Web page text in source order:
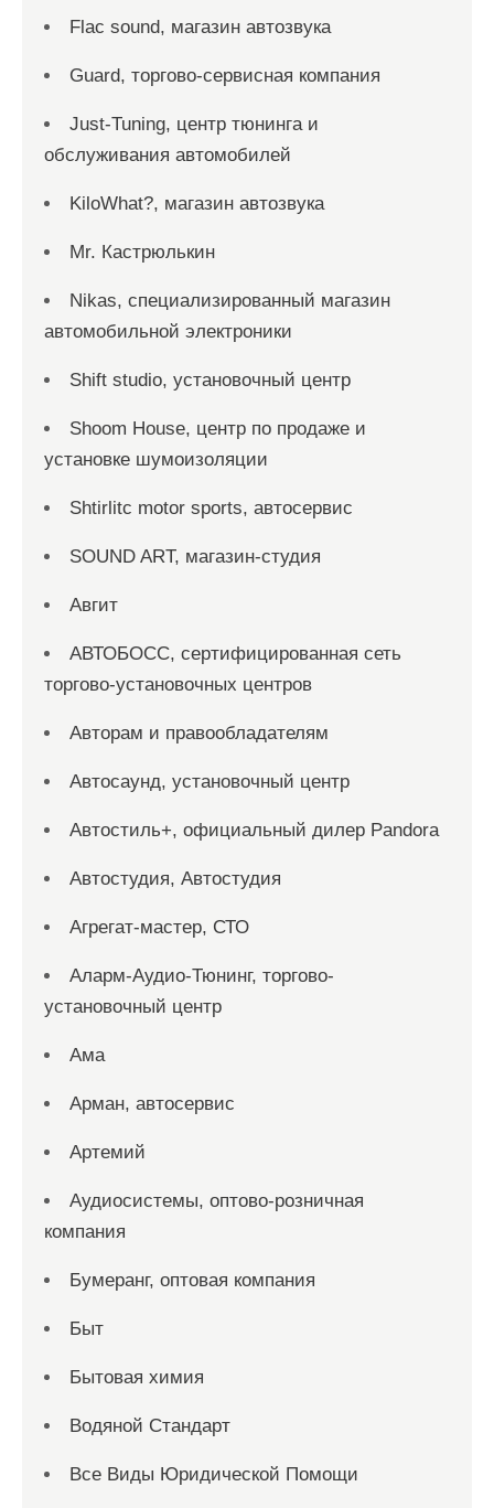
Flac sound, магазин автозвука
Guard, торгово-сервисная компания
Just-Tuning, центр тюнинга и
обслуживания автомобилей
KiloWhat?, магазин автозвука
Mr. Кастрюлькин
Nikas, специализированный магазин
автомобильной электроники
Shift studio, установочный центр
Shoom House, центр по продаже и
установке шумоизоляции
Shtirlitc motor sports, автосервис
SOUND ART, магазин-студия
Авгит
АВТОБОСС, сертифицированная сеть
торгово-установочных центров
Авторам и правообладателям
Автосаунд, установочный центр
Автостиль+, официальный дилер Pandora
Автостудия, Автостудия
Агрегат-мастер, СТО
Аларм-Аудио-Тюнинг, торгово-
установочный центр
Ама
Арман, автосервис
Артемий
Аудиосистемы, оптово-розничная
компания
Бумеранг, оптовая компания
Быт
Бытовая химия
Водяной Стандарт
Все Виды Юридической Помощи